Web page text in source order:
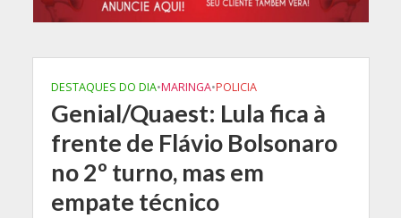
DESTAQUES DO DIA•MARINGA•POLICIA
Genial/Quaest: Lula fica à
frente de Flávio Bolsonaro
no 2º turno, mas em
empate técnico